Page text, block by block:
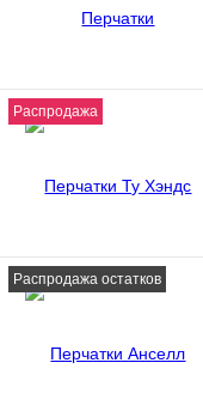
Распродажа
Распродажа остатков